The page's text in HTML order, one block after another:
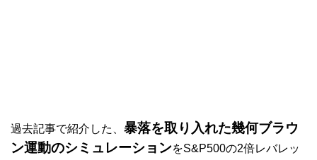
過去記事で紹介した、 暴落を取り入れた幾何ブラウ
ン運動のシミュレーションをS&P500の2倍レバレッ